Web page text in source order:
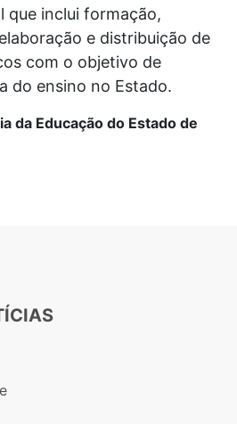
que inclui formação,
e distribuição de
com o objetivo de
do ensino no Estado.
da Educação do Estado de